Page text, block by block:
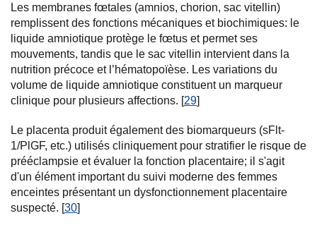
Les membranes fœtales (amnios, chorion, sac vitellin)
remplissent des fonctions mécaniques et biochimiques: le
liquide amniotique protège le fœtus et permet ses
mouvements, tandis que le sac vitellin intervient dans la
nutrition précoce et l’hématopoïèse. Les variations du
volume de liquide amniotique constituent un marqueur
clinique pour plusieurs affections. [29]
Le placenta produit également des biomarqueurs (sFlt-
1/PlGF, etc.) utilisés cliniquement pour stratifier le risque de
prééclampsie et évaluer la fonction placentaire; il s'agit
d'un élément important du suivi moderne des femmes
enceintes présentant un dysfonctionnement placentaire
suspecté. [30]